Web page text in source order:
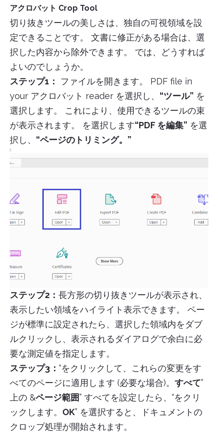
アクロバット Crop Tool
切り抜きツールの美しさは、独自の可視領域を設
定できることです。 文書に修正がある場合は、選
択した内容から除外できます。 では、どうすれば
よいのでしょうか。
ステップ1：
ファイルを開きます。 PDF file in
your アクロバット reader を選択し、 “ツール” を
選択します。 これにより、使用できるツールの束
が表示されます。 を選択します“PDF を編集” を選
択し、 “ページのトリミング。”
ステップ2： 長方形の切り抜きツールが表示され、
表示したい領域をハイライト表示できます。 ペー
ジが標準に設定されたら、選択した領域内をダブ
ルクリックし、表示されるダイアログで余白に必
要な測定値を指定します。
ステップ3： “をクリックして、これらの変更をす
べてのページに適用します (必要な場合)。 すべて”
上の &ページ範囲” すべてを設定したら、“をクリ
ックします。 OK” を選択すると、ドキュメントの
クロップ処理が開始されます。